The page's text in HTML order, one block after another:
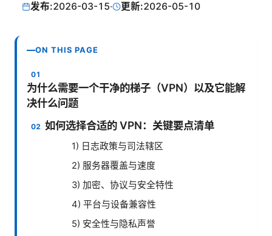
发布:2026-03-15· 更新:2026-05-10
ON THIS PAGE
为什么需要一个干净的梯子（VPN）以及它能解
决什么问题
如何选择合适的 VPN：关键要点清单
1) 日志政策与司法辖区
2) 服务器覆盖与速度
3) 加密、协议与安全特性
4) 平台与设备兼容性
5) 安全性与隐私声誉